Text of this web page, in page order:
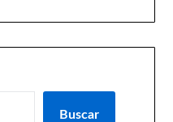
Buscar